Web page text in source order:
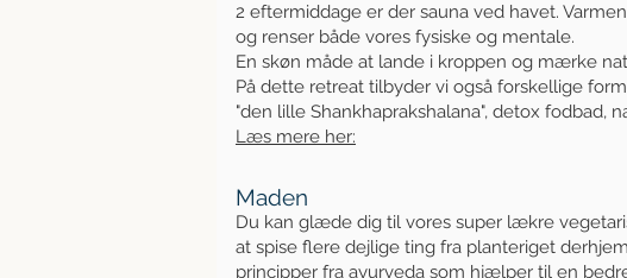
2 eftermiddage er der sauna ved havet.
og renser både vores fysiske og mentale.
En skøn måde at lande i kroppen og mærke
På dette retreat tilbyder vi også forskellige
"den lille Shankhaprakshalana", detox fodbad,
Læs mere her:
Maden
Du kan glæde dig til vores super lækre
at spise flere dejlige ting fra planteriget
principper fra ayurveda som hjælper til en